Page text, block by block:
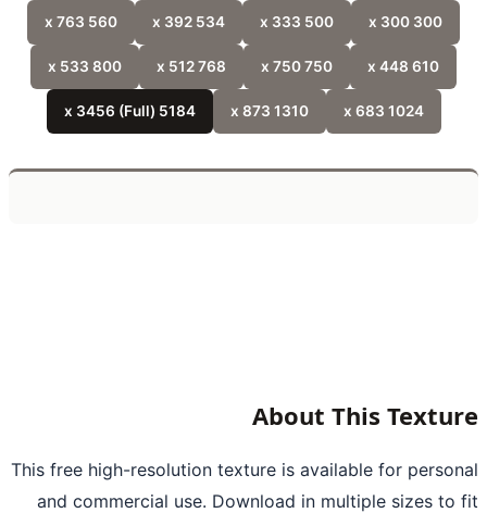
300 x 300
500 x 333
534 x 392
560 x 763
800 x 533
1024 x 683
1310 x 873
5184 x 3456 (Full)
About This
This free high-resolution texture is available for
and commercial use. Download in multiple sizes